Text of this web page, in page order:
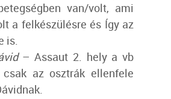
van/volt, ami
a felkészülésre és Így az
is.
– Assaut 2. hely a vb
az osztrák ellenfele